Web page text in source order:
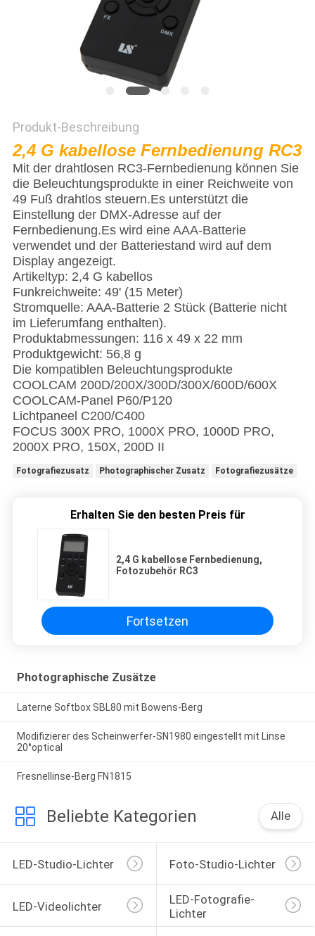
PRIVACY
Produkt-Beschreibung
2,4 G kabellose Fernbedienung RC3
Mit der drahtlosen RC3-Fernbedienung können Sie
die Beleuchtungsprodukte in einer Reichweite von
49 Fuß drahtlos steuern.Es unterstützt die
Einstellung der DMX-Adresse auf der
Fernbedienung.Es wird eine AAA-Batterie
verwendet und der Batteriestand wird auf dem
Display angezeigt.
Artikeltyp: 2,4 G kabellos
Funkreichweite: 49' (15 Meter)
Stromquelle: AAA-Batterie 2 Stück (Batterie nicht
im Lieferumfang enthalten).
Produktabmessungen: 116 x 49 x 22 mm
Produktgewicht: 56,8 g
Die kompatiblen Beleuchtungsprodukte
COOLCAM 200D/200X/300D/300X/600D/600X
COOLCAM-Panel P60/P120
Lichtpaneel C200/C400
FOCUS 300X PRO, 1000X PRO, 1000D PRO,
2000X PRO, 150X, 200D II
Fotografiezusatz Photographischer Zusatz Fotografiezusätze
Erhalten Sie den besten Preis für
2,4 G kabellose Fernbedienung,
Fotozubehör RC3
Fortsetzen
Photographische Zusätze
Laterne Softbox SBL80 mit Bowens-Berg
Modifizierer des Scheinwerfer-SN1980 eingestellt mit Linse
20°optical
Fresnellinse-Berg FN1815
Beliebte Kategorien Alle
LED-Studio-Lichter Foto-Studio-Lichter
LED-Videolichter
LED-Fotografie-
Lichter